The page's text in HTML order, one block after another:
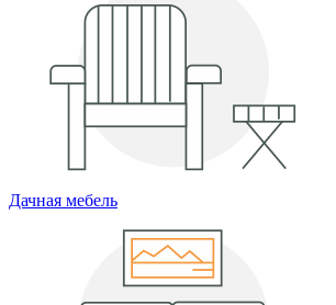
Дачная мебель